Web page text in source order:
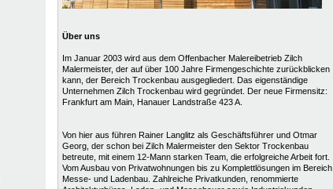
Über uns
Im Januar 2003 wird aus dem Offenbacher Malereibetrieb Zilch
Malermeister, der auf über 100 Jahre Firmengeschichte zurückblicken
kann, der Bereich Trockenbau ausgegliedert. Das eigenständige
Unternehmen Zilch Trockenbau wird gegründet. Der neue Firmensitz:
Frankfurt am Main, Hanauer Landstraße 423 A.
Von hier aus führen Rainer Langlitz als Geschäftsführer und Otmar
Georg, der schon bei Zilch Malermeister den Sektor Trockenbau
betreute, mit einem 12-Mann starken Team, die erfolgreiche Arbeit fort.
Vom Ausbau von Privatwohnungen bis zu Komplettlösungen im Bereich
Messe- und Ladenbau. Zahlreiche Privatkunden, renommierte